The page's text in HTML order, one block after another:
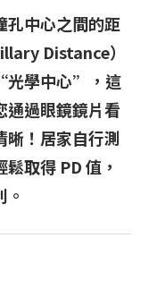
孔中心之間的距
Distance）
光學中心”，這
通過眼鏡鏡片看
晰！居家自行測
取得 PD 值，